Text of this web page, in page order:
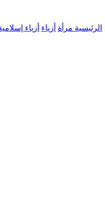
الرئيسية مرأة أزياء أزياء